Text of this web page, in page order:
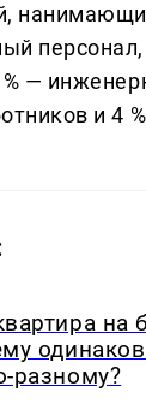
персонал,
—
и 4
на
разному?